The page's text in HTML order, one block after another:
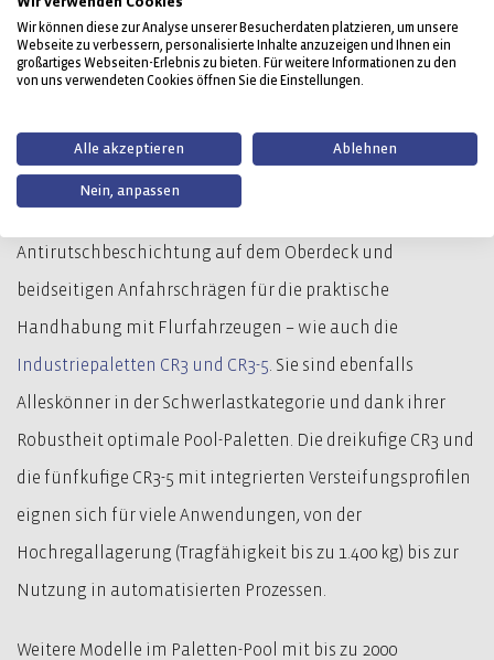
Kilogramm im Hochregal ist in Europaletten-Pool-
Systemen fest etabliert und hat sich in der internen
Logistik zahlreicher Branchen bewährt. Besonders bei der
(Temperaturbereiche von bis zu +40 °C).
Antirutschbeschichtung auf dem Oberdeck und
beidseitigen Anfahrschrägen für die praktische
Handhabung mit Flurfahrzeugen – wie auch die
Industriepaletten CR3 und CR3-5 . Sie sind ebenfalls
Alleskönner in der Schwerlastkategorie und dank ihrer
Robustheit optimale Pool-Paletten. Die dreikufige CR3 und
die fünfkufige CR3-5 mit integrierten Versteifungsprofilen
eignen sich für viele Anwendungen, von der
Hochregallagerung (Tragfähigkeit bis zu 1.400 kg) bis zur
Nutzung in automatisierten Prozessen.
Weitere Modelle im Paletten-Pool mit bis zu 2000
Wir können diese zur Analyse unserer Besucherdaten platzieren, um unsere
Webseite zu verbessern, personalisierte Inhalte anzuzeigen und Ihnen ein
großartiges Webseiten-Erlebnis zu bieten. Für weitere Informationen zu den
von uns verwendeten Cookies öffnen Sie die Einstellungen.
Alle akzeptieren Ablehnen
Nein, anpassen